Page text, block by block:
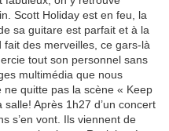
Scott Holiday est en feu, la
sa guitare est parfait et à la
des merveilles, ce gars-là
tout son personnel sans
multimédia que nous
quitte pas la scène « Keep
Après 1h27 d’un concert
s’en vont. Ils viennent de